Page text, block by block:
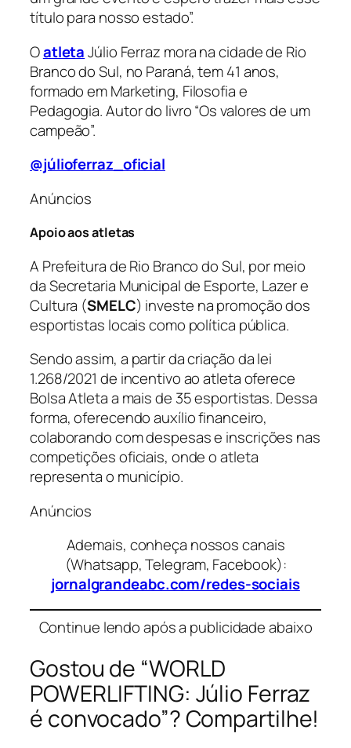
título para nosso estado”.
OatletaJúlio Ferraz mora na cidade de Rio
Branco do Sul, no Paraná, tem 41 anos,
formado em Marketing, Filosofia e
Pedagogia. Autor do livro “Os valores de um
campeão”.
@júlioferraz_oficial
Anúncios
Apoio aos atletas
A Prefeitura de Rio Branco do Sul, por meio
da Secretaria Municipal de Esporte, Lazer e
Cultura (SMELC) investe na promoção dos
esportistas locais como política pública.
Sendo assim, a partir da criação da lei
1.268/2021 de incentivo ao atleta oferece
Bolsa Atleta a mais de 35 esportistas. Dessa
forma, oferecendo auxílio financeiro,
colaborando com despesas e inscrições nas
competições oficiais, onde o atleta
representa o município.
Anúncios
Ademais, conheça nossos canais
(Whatsapp, Telegram, Facebook):
jornalgrandeabc.com/redes-sociais
Continue lendo após a publicidade abaixo
Gostou de “WORLD
POWERLIFTING: Júlio Ferraz
é convocado”? Compartilhe!